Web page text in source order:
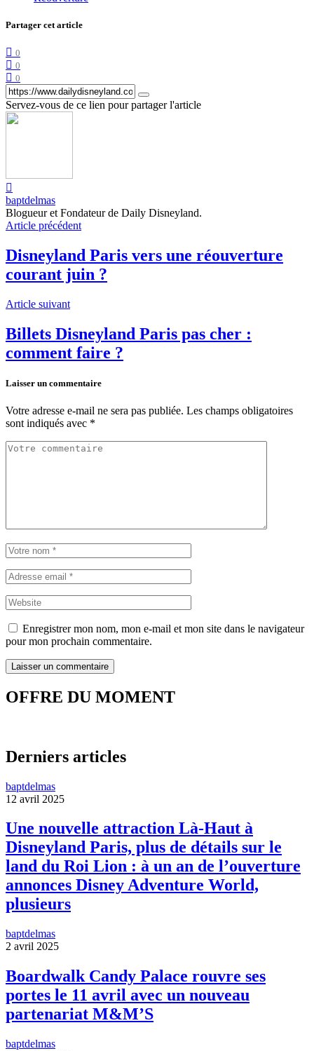
Partager cet article
0
0
0
Servez-vous de ce lien pour partager l'article
baptdelmas
Blogueur et Fondateur de Daily Disneyland.
Article précédent
Disneyland Paris vers une réouverture
courant juin ?
Article suivant
Billets Disneyland Paris pas cher :
comment faire ?
Laisser un commentaire
Votre adresse e-mail ne sera pas publiée. Les champs obligatoires
sont indiqués avec *
Enregistrer mon nom, mon e-mail et mon site dans le navigateur
pour mon prochain commentaire.
OFFRE DU MOMENT
Derniers articles
baptdelmas
12 avril 2025
Une nouvelle attraction Là-Haut à
Disneyland Paris, plus de détails sur le
land du Roi Lion : à un an de l’ouverture
annonces Disney Adventure World,
plusieurs
baptdelmas
2 avril 2025
Boardwalk Candy Palace rouvre ses
portes le 11 avril avec un nouveau
partenariat M&M’S
baptdelmas